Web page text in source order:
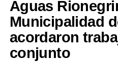
Aguas
Municipalidad
acordaron
conjunto